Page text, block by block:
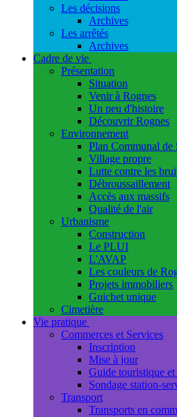
Les décisions
Archives
Les arrêtés
Archives
Cadre de vie
Présentation
Situation
Venir à Rognes
Un peu d'histoire
Découvrir Rognes
Environnement
Plan Communal de
Village propre
Lutte contre les
Débroussaillement
Accès aux massifs
Qualité de l'air
Urbanisme
Construction
Le PLUI
L'AVAP
Les couleurs de
Projets immobiliers
Guichet unique
Cimetière
Vie pratique
Commerces et Services
Inscription
Mise à jour
Guide touristique
Sondage station-
Transport
Transports en